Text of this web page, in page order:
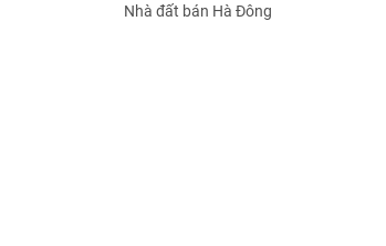
Nhà đất bán Hà Đông